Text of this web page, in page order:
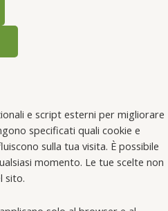
e script esterni per migliorare
specificati quali cookie e
sulla tua visita. È possibile
momento. Le tue scelte non
sito.